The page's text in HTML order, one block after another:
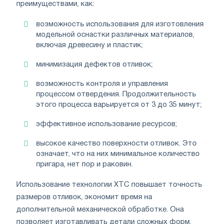
преимуществами, как:
возможность использования для изготовления
модельной оснастки различных материалов,
включая древесину и пластик;
минимизация дефектов отливок;
возможность контроля и управления
процессом отвердения. Продолжительность
этого процесса варьируется от 3 до 35 минут;
эффективное использование ресурсов;
высокое качество поверхности отливок. Это
означает, что на них минимальное количество
пригара, нет пор и раковин.
Использование технологии ХТС повышает точность
размеров отливок, экономит время на
дополнительной механической обработке. Она
позволяет изготавливать детали сложных форм.